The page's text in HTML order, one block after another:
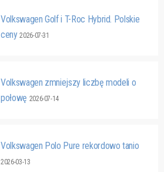
Volkswagen Golf i T-Roc Hybrid. Polskie
ceny2026-07-31
Volkswagen zmniejszy liczbę modeli o
połowę 2026-07-14
Volkswagen Polo Pure rekordowo tanio
2026-03-13